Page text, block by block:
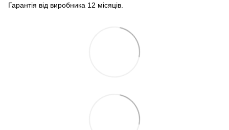
Гарантія від виробника 12 місяців.